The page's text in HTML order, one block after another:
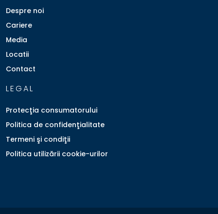
Despre noi
Cariere
Media
Locatii
Contact
LEGAL
Protecţia consumatorului
Politica de confidenţialitate
Termeni şi condiţii
Politica utilizării cookie-urilor